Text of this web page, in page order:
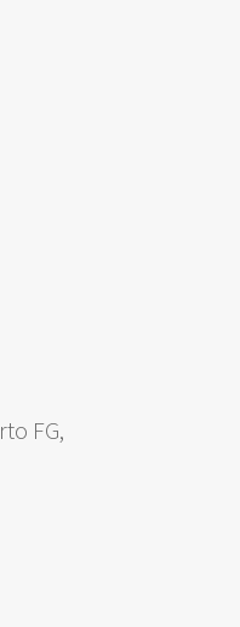
FG,